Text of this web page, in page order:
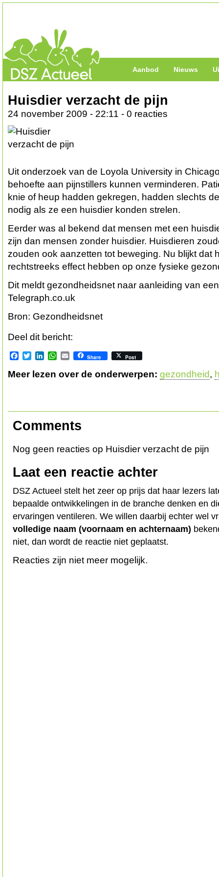
Aanbod Nieuws
Huisdier verzacht de pijn
24 november 2009 - 22:11 - 0 reacties
Uit onderzoek van de Loyola University in
behoefte aan pijnstillers kunnen verminderen.
knie of heup hadden gekregen, hadden slechts
nodig als ze een huisdier konden strelen.
Eerder was al bekend dat mensen met een
zijn dan mensen zonder huisdier. Huisdieren
zouden ook aanzetten tot beweging. Nu blijkt dat
rechtstreeks effect hebben op onze fysieke
Dit meldt gezondheidsnet naar aanleiding van
Telegraph.co.uk
Bron: Gezondheidsnet
Deel dit bericht:
Facebook
TwitterLinkedInWhatsApp
EmailShare Post
Meer lezen over de onderwerpen: gezondheid,
Comments
Nog geen reacties op Huisdier verzacht de pijn
Laat een reactie achter
DSZ Actueel stelt het zeer op prijs dat haar lezers
bepaalde ontwikkelingen in de branche denken en
ervaringen ventileren. We willen daarbij echter wel
volledige naam (voornaam en achternaam)
niet, dan wordt de reactie niet geplaatst.
Reacties zijn niet meer mogelijk.